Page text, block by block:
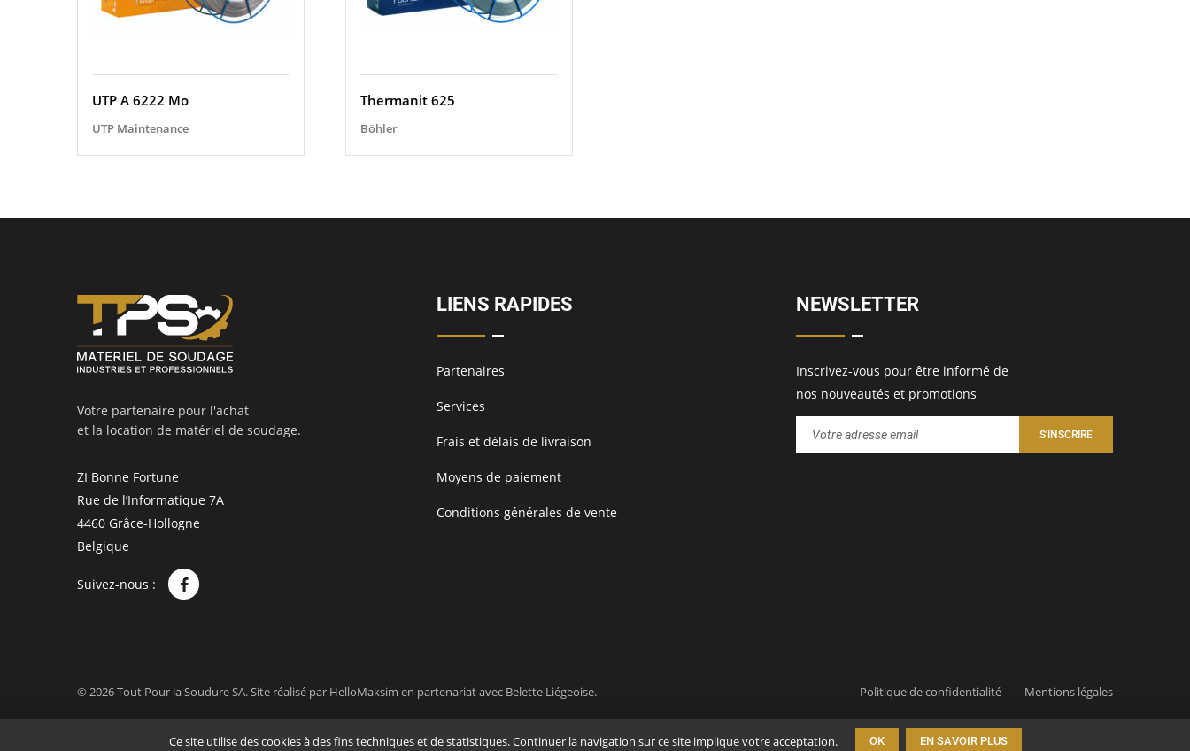
UTP A 6222 Mo
UTP Maintenance
Thermanit 625
Böhler
Votre partenaire pour l'achat
et la location de matériel de soudage.
ZI Bonne Fortune
Rue de l’Informatique 7A
4460 Grâce-Hollogne
Belgique
Suivez-nous :
LIENS RAPIDES
Partenaires
Services
Frais et délais de livraison
Moyens de paiement
Conditions générales de vente
NEWSLETTER
Inscrivez-vous pour être informé de
nos nouveautés et promotions
© 2026 Tout Pour la Soudure SA.Site réalisé par HelloMaksim en partenariat avec Belette Liégeoise. Politique de confidentialité Mentions légales
Ce site utilise des cookies à des fins techniques et de statistiques. Continuer la navigation sur ce site implique votre acceptation. OK EN SAVOIR PLUS